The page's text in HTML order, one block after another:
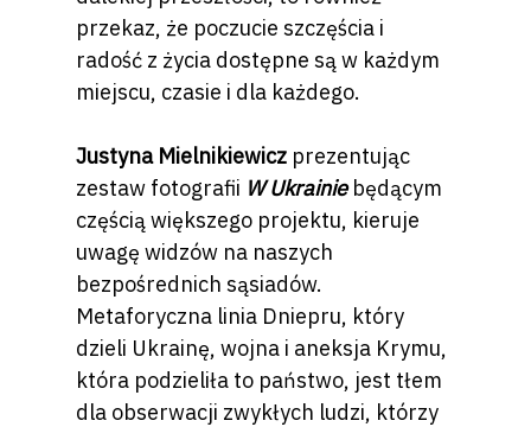
przekaz, że poczucie szczęścia i
radość z życia dostępne są w każdym
miejscu, czasie i dla każdego.
Justyna Mielnikiewicz prezentując
zestaw fotografii W Ukrainiebędącym
częścią większego projektu, kieruje
uwagę widzów na naszych
bezpośrednich sąsiadów.
Metaforyczna linia Dniepru, który
dzieli Ukrainę, wojna i aneksja Krymu,
która podzieliła to państwo, jest tłem
dla obserwacji zwykłych ludzi, którzy